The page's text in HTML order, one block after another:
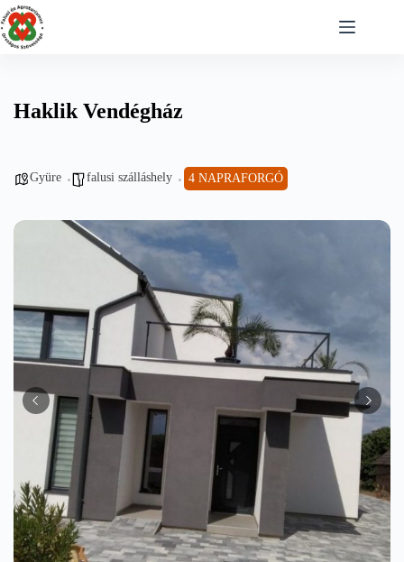
Skip
to
content
Haklik Vendégház
Gyüre falusi szálláshely 4 NAPRAFORGÓ